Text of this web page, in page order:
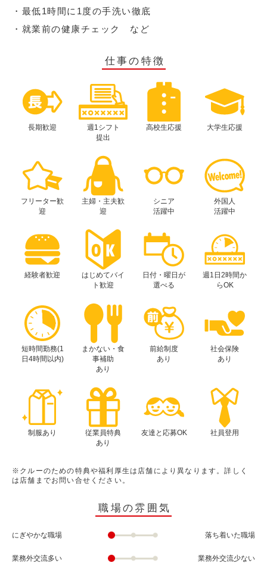
・最低1時間に1度の手洗い徹底
・就業前の健康チェック など
仕事の特徴
長期歓迎
週1シフト
提出
高校生応援 大学生応援
フリーター歓
迎
主婦・主夫歓
迎
シニア
活躍中
外国人
活躍中
経験者歓迎
はじめてバイ
ト歓迎
日付・曜日が
選べる
週1日2時間か
らOK
短時間勤務(1
日4時間以内)
まかない・食
事補助
あり
前給制度
あり
社会保険
あり
制服あり
従業員特典
あり
友達と応募OK 社員登用
※クルーのための特典や福利厚生は店舗により異なります。詳しく
は店舗までお問い合せください。
職場の雰囲気
にぎやかな職場 落ち着いた職場
業務外交流多い 業務外交流少ない